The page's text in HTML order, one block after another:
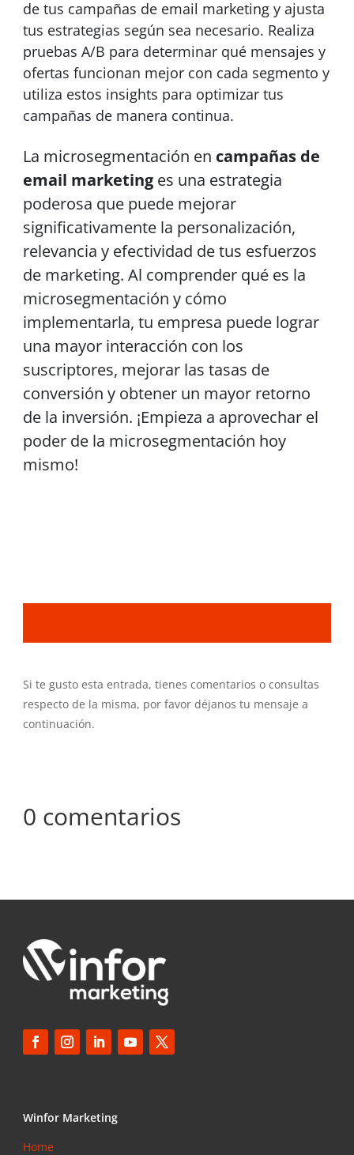
de tus campañas de email marketing y ajusta
tus estrategias según sea necesario. Realiza
pruebas A/B para determinar qué mensajes y
ofertas funcionan mejor con cada segmento y
utiliza estos insights para optimizar tus
campañas de manera continua.
La microsegmentación en campañas de
email marketing es una estrategia
poderosa que puede mejorar
significativamente la personalización,
relevancia y efectividad de tus esfuerzos
de marketing. Al comprender qué es la
microsegmentación y cómo
implementarla, tu empresa puede lograr
una mayor interacción con los
suscriptores, mejorar las tasas de
conversión y obtener un mayor retorno
de la inversión. ¡Empieza a aprovechar el
poder de la microsegmentación hoy
mismo!
Si te gusto esta entrada, tienes comentarios o consultas
respecto de la misma, por favor déjanos tu mensaje a
continuación.
0 comentarios
Winfor Marketing
Home